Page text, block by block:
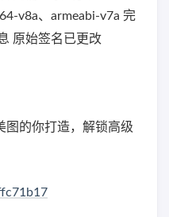
v8a、armeabi-v7a 完
原始签名已更改
图的你打造，解锁高级